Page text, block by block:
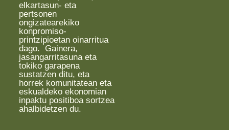
elkartasun- eta
pertsonen
ongizatearekiko
konpromiso-
printzipioetan oinarritua
dago.
Gainera,
jasangarritasuna eta
tokiko garapena
sustatzen ditu, eta
horrek komunitatean eta
eskualdeko ekonomian
inpaktu positiboa sortzea
ahalbidetzen du.